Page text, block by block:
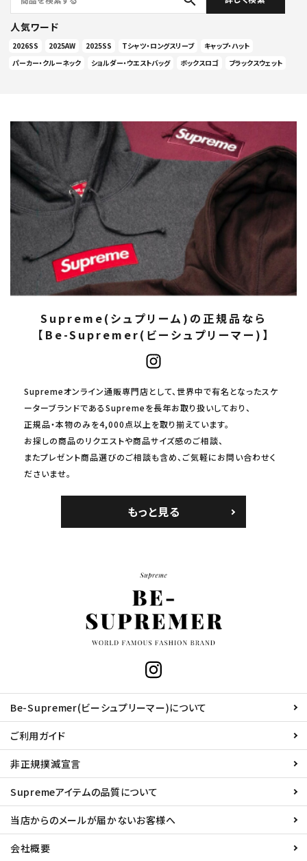
人気ワード
2026SS 2025AW 2025SS Tシャツ・ロングスリーブ
キャップ・ハット
パーカー・クルーネック
ショルダー・ウエストバッグ ボックスロゴ ブラックスウェット
Supreme(シュプリーム)の正規品なら
【Be-Supremer(ビーシュプリーマー)】
Supremeオンライン通販専門店として、世界中で有名となったスケ
ーターブランドであるSupremeを長年お取り扱いしており、
正規品・本物のみを4,000点以上を取り揃えています。
お探しの商品のリクエストや商品サイズ感のご相談、
またプレゼント商品選びのご相談も含め、ご気軽にお問い合わせく
ださいませ。
もっと見る
Be-Supremer(ビーシュプリーマー)について
ご利用ガイド
非正規撲滅宣言
Supremeアイテムの品質について
当店からのメールが届かないお客様へ
会社概要